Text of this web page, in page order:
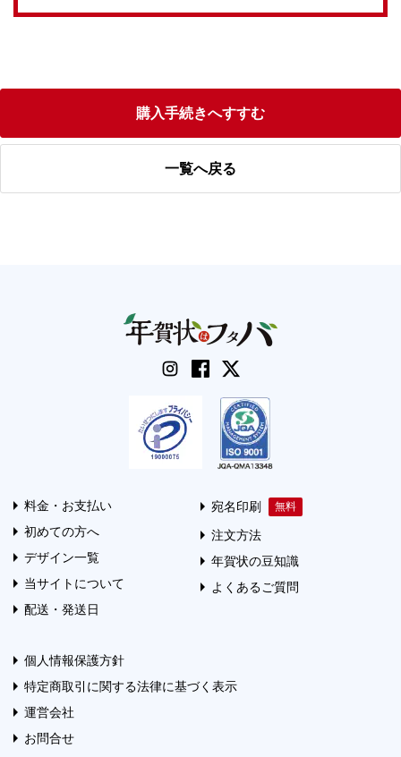
購入手続きへすすむ
一覧へ戻る
料金・お支払い
初めての方へ
デザイン一覧
当サイトについて
配送・発送日
宛名印刷
注文方法
年賀状の豆知識
よくあるご質問
個人情報保護方針
特定商取引に関する法律に基づく表示
運営会社
お問合せ